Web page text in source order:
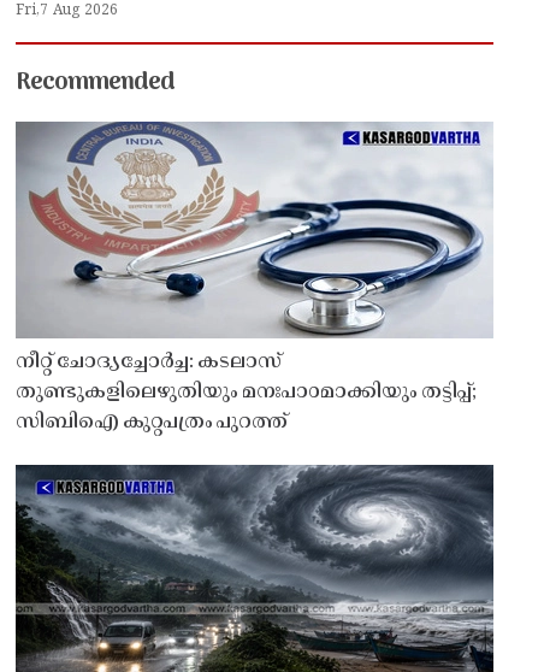
Fri,7 Aug 2026
Recommended
നീറ്റ് ചോദ്യച്ചോർച്ച: കടലാസ്
തുണ്ടുകളിലെഴുതിയും മനഃപാഠമാക്കിയും തട്ടിപ്പ്;
സിബിഐ കുറ്റപത്രം പുറത്ത്